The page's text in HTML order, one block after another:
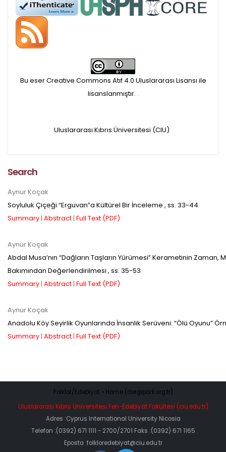
APC ödemesi
Öndenetimden geçen
makaleler için, 100 Avro
Makale İşletim Ücreti (APC)
APC bilgi mesajı
yapılmamaktadır.
sonraki öndenetim,
Alan Editörü değerlendirmesi
Dergipark üzerinden
gerçekleştirilmektedir.
Bu eser Creative Commons Atıf 4.0 Uluslararası Lisansı ile
lisanslanmıştır. .
Uluslararası Kıbrıs Üniversitesi (CIU)
Search
Aynur Koçak
Soyluluk Çiçeği “Erguvan”a Kültürel Bir İnceleme , ss. 33-44
Summary| Abstract| Full Text (PDF)
Aynur Koçak
Abdal Musa’nın “Dağların Taşların Yürümesi” Kerametinin Zaman,
Bakımından Değerlendirilmesi , ss. 35-53
Summary| Abstract| Full Text (PDF)
Aynur Koçak
Anadolu Köy Seyirlik Oyunlarında İnsanlik Serüveni: “Ölü Oyunu”
Summary| Abstract| Full Text (PDF)
Folklor/Edebiyat » Home (dergipark.org.tr)
Uluslararası Kıbrıs Üniversitesi Fen-Edebiyat Fakültesi (ciu.edu.tr)
Adres :Cyprus International University Nicosia
Telefon :(0392) 671 1111 - 2700/2701 Faks :(0392) 671 1165
Eposta :folkloredebiyat@ciu.edu.tr